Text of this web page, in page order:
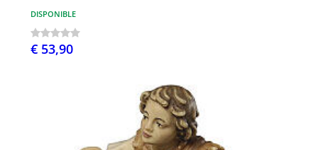
DISPONIBLE
€ 53,90